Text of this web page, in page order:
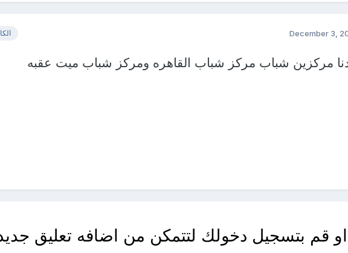
December 3,
مركزين شباب مركز شباب القاهره ومركز شباب ميت عقبه
قم بتسجيل دخولك لتتمكن من اضافه تعليق